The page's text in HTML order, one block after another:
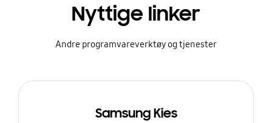
Nyttige linker
Andre programvareverktøy og tjenester
Samsung Kies